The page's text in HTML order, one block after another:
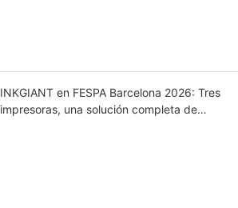
INKGIANT en FESPA Barcelona 2026: Tres
impresoras, una solución completa de